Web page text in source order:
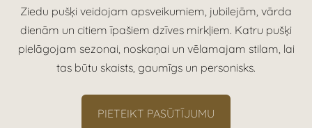
Ziedu pušķi veidojam apsveikumiem, jubilejām, vārda
dienām un citiem īpašiem dzīves mirkļiem. Katru pušķi
pielāgojam sezonai, noskaņai un vēlamajam stilam, lai
tas būtu skaists, gaumīgs un personisks.
PIETEIKT PASŪTĪJUMU